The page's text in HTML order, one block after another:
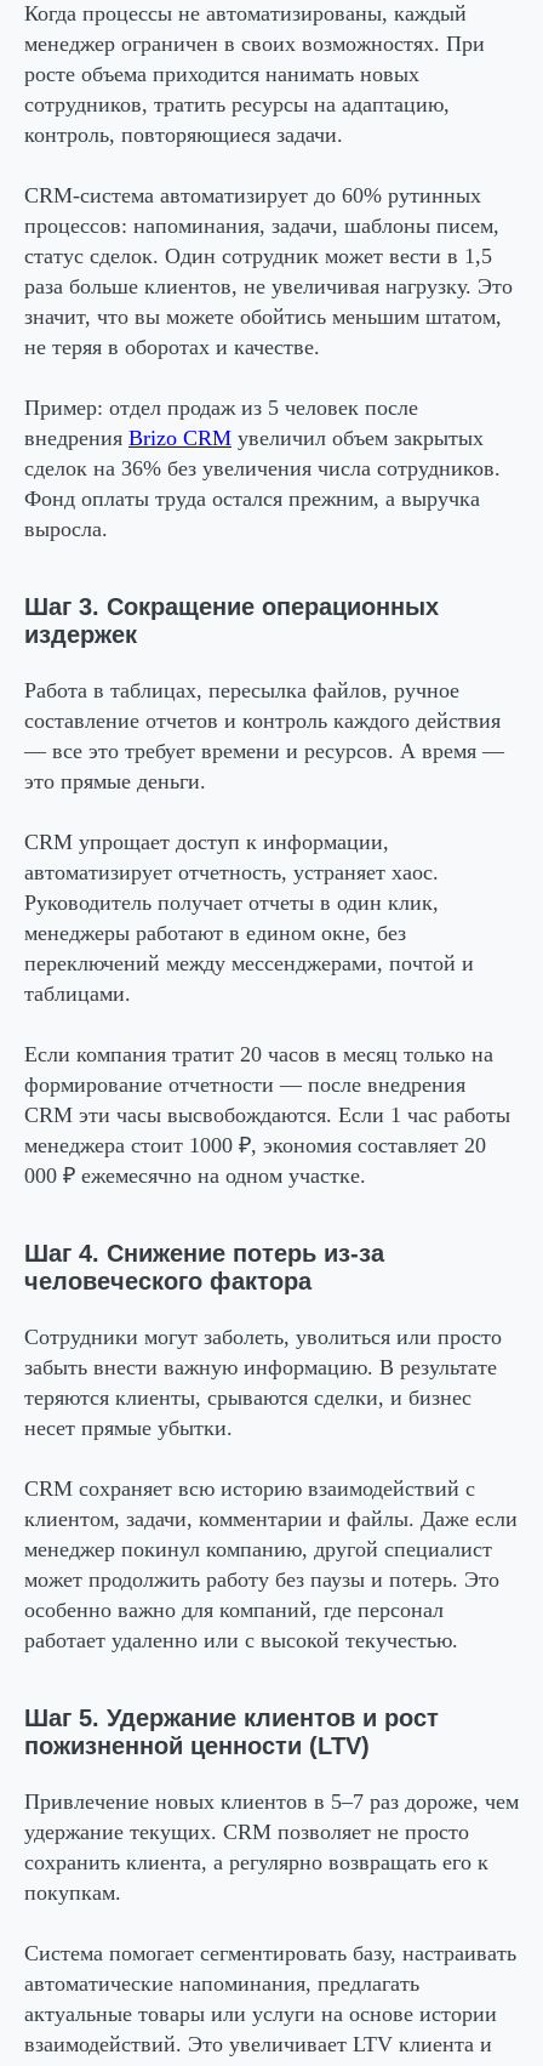
Когда процессы не автоматизированы, каждый
менеджер ограничен в своих возможностях. При
росте объема приходится нанимать новых
сотрудников, тратить ресурсы на адаптацию,
контроль, повторяющиеся задачи.
CRM-система автоматизирует до 60% рутинных
процессов: напоминания, задачи, шаблоны писем,
статус сделок. Один сотрудник может вести в 1,5
раза больше клиентов, не увеличивая нагрузку. Это
значит, что вы можете обойтись меньшим штатом,
не теряя в оборотах и качестве.
Пример: отдел продаж из 5 человек после
внедрения Brizo CRM увеличил объем закрытых
сделок на 36% без увеличения числа сотрудников.
Фонд оплаты труда остался прежним, а выручка
выросла.
Шаг 3. Сокращение операционных
издержек
Работа в таблицах, пересылка файлов, ручное
составление отчетов и контроль каждого действия
— все это требует времени и ресурсов. А время —
это прямые деньги.
CRM упрощает доступ к информации,
автоматизирует отчетность, устраняет хаос.
Руководитель получает отчеты в один клик,
менеджеры работают в едином окне, без
переключений между мессенджерами, почтой и
таблицами.
Если компания тратит 20 часов в месяц только на
формирование отчетности — после внедрения
CRM эти часы высвобождаются. Если 1 час работы
менеджера стоит 1000 ₽, экономия составляет 20
000 ₽ ежемесячно на одном участке.
Шаг 4. Снижение потерь из-за
человеческого фактора
Сотрудники могут заболеть, уволиться или просто
забыть внести важную информацию. В результате
теряются клиенты, срываются сделки, и бизнес
несет прямые убытки.
CRM сохраняет всю историю взаимодействий с
клиентом, задачи, комментарии и файлы. Даже если
менеджер покинул компанию, другой специалист
может продолжить работу без паузы и потерь. Это
особенно важно для компаний, где персонал
работает удаленно или с высокой текучестью.
Шаг 5. Удержание клиентов и рост
пожизненной ценности (LTV)
Привлечение новых клиентов в 5–7 раз дороже, чем
удержание текущих. CRM позволяет не просто
сохранить клиента, а регулярно возвращать его к
покупкам.
Система помогает сегментировать базу, настраивать
автоматические напоминания, предлагать
актуальные товары или услуги на основе истории
взаимодействий. Это увеличивает LTV клиента и